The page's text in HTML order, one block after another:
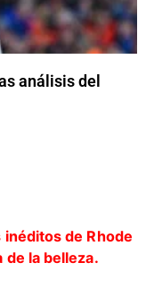
análisis del